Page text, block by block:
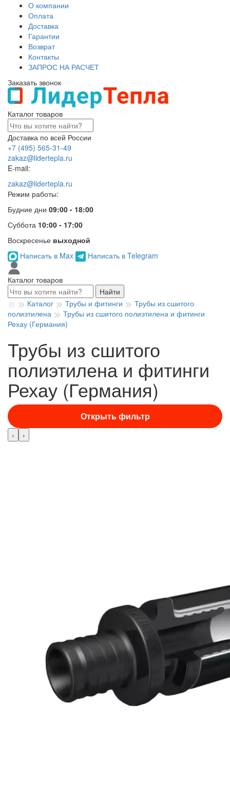
О компании
Оплата
Доставка
Гарантии
Возврат
Контакты
ЗАПРОС НА РАСЧЕТ
Заказать звонок
Каталог товаров
Доставка по всей России
+7 (495) 565-31-49
zakaz@lidertepla.ru
E-mail:
zakaz@lidertepla.ru
Режим работы:
Будние дни 09:00 - 18:00
Суббота 10:00 - 17:00
Воскресенье выходной
Написать в Max
Написать в Telegram
Каталог товаров
Найти
Каталог
Трубы и фитинги
Трубы из сшитого
полиэтилена
Трубы из сшитого полиэтилена и фитинги
Рехау (Германия)
Трубы из сшитого
полиэтилена и фитинги
Рехау (Германия)
Открыть фильтр
‹ ›